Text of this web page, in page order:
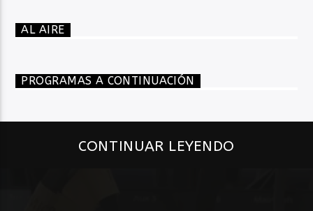
AL AIRE
PROGRAMAS A CONTINUACIÓN
CONTINUAR LEYENDO